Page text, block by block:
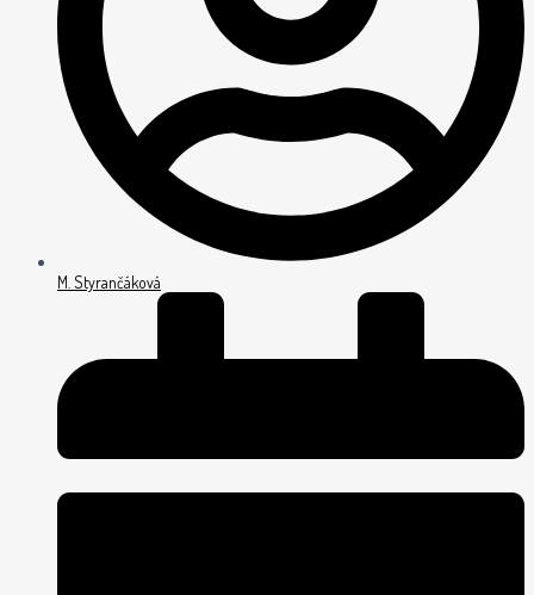
M. Styrančáková